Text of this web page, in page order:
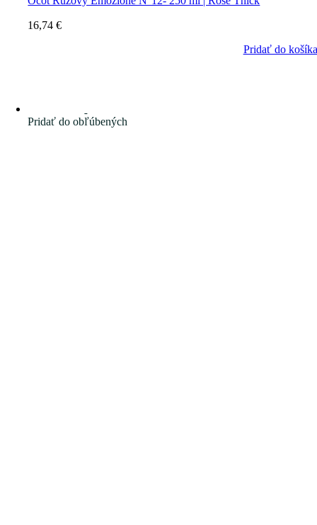
16,74€
Pridať do košíka
Pridať do obľúbených